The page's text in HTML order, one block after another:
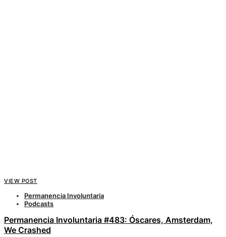
VIEW POST
Permanencia Involuntaria
Podcasts
Permanencia Involuntaria #483: Óscares, Amsterdam,
We Crashed